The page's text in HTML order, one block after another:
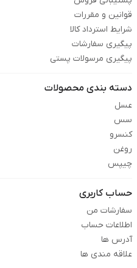
قوانین و مقررات
شرایط استرداد کالا
پیگیری سفارشات
پیگیری مرسولات پستی
دسته بندی محصولات
عسل
سس
کنسرو
روغن
چیپس
حساب کاربری
سفارشات من
اطلاعات حساب
آدرس ها
علاقه مندی ها